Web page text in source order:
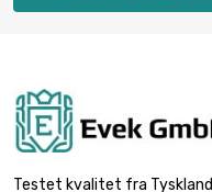
lengde : 1 Meter x
Testet kvalitet fra Tyskland